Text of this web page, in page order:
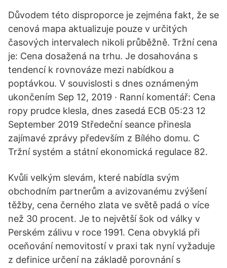
Důvodem této disproporce je zejména fakt, že se
cenová mapa aktualizuje pouze v určitých
časových intervalech nikoli průběžně. Tržní cena
je: Cena dosažená na trhu. Je dosahována s
tendencí k rovnováze mezi nabídkou a
poptávkou. V souvislosti s dnes oznámeným
ukončením Sep 12, 2019 · Ranní komentář: Cena
ropy prudce klesla, dnes zasedá ECB 05:23 12
September 2019 Středeční seance přinesla
zajímavé zprávy především z Bílého domu. C
Tržní systém a státní ekonomická regulace 82.
Kvůli velkým slevám, které nabídla svým
obchodním partnerům a avizovanému zvýšení
těžby, cena černého zlata ve světě padá o více
než 30 procent. Je to největší šok od války v
Perském zálivu v roce 1991. Cena obvyklá při
oceňování nemovitostí v praxi tak nyní vyžaduje
z definice určení na základě porovnání s